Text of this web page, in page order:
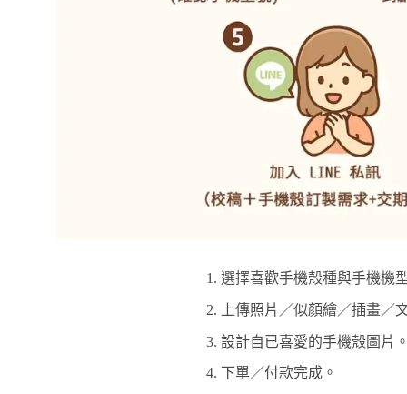
選擇喜歡手機殼種與手機機
上傳照片／似顏繪／插畫／
設計自已喜愛的手機殼圖片
下單／付款完成。